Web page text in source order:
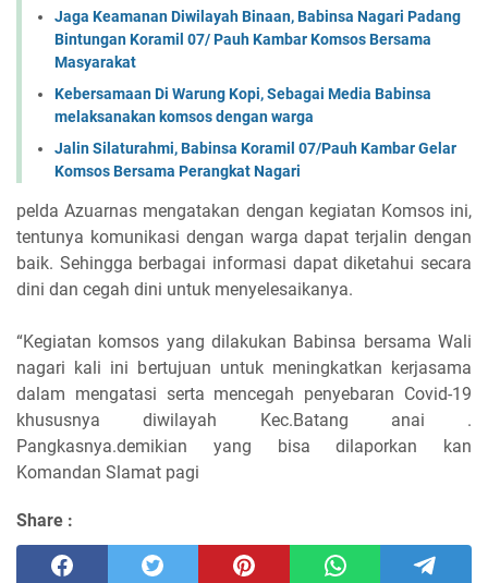
Jaga Keamanan Diwilayah Binaan, Babinsa Nagari Padang
Bintungan Koramil 07/ Pauh Kambar Komsos Bersama
Masyarakat
Kebersamaan Di Warung Kopi, Sebagai Media Babinsa
melaksanakan komsos dengan warga
Jalin Silaturahmi, Babinsa Koramil 07/Pauh Kambar Gelar
Komsos Bersama Perangkat Nagari
pelda Azuarnas mengatakan dengan kegiatan Komsos ini,
tentunya komunikasi dengan warga dapat terjalin dengan
baik. Sehingga berbagai informasi dapat diketahui secara
dini dan cegah dini untuk menyelesaikanya.
“Kegiatan komsos yang dilakukan Babinsa bersama Wali
nagari kali ini bertujuan untuk meningkatkan kerjasama
dalam mengatasi serta mencegah penyebaran Covid-19
khususnya diwilayah Kec.Batang anai .
Pangkasnya.demikian yang bisa dilaporkan kan
Komandan Slamat pagi
Share :